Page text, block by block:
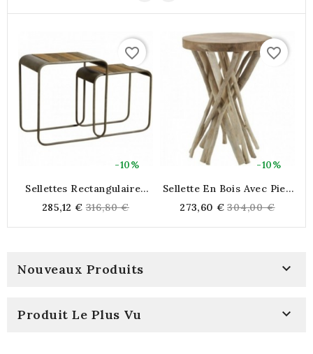
-10%
favorite_border
Sellettes Rectangulaires
285,12 € Regular
price
316,80 €
-10%
favorite_border
Sellette En Bois Avec Pied
Teck
273,60 € Regular
price
304,00 €
Nouveaux Produits 
Produit Le Plus Vu 